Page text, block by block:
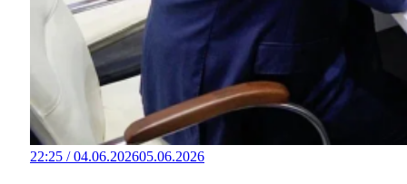
22:25 / 04.06.202605.06.2026